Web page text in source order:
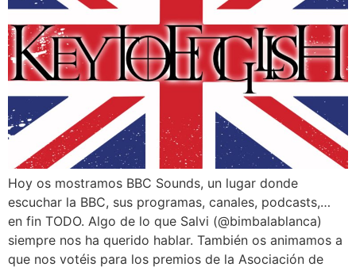
Hoy os mostramos BBC Sounds, un lugar donde
escuchar la BBC, sus programas, canales, podcasts,…
en fin TODO. Algo de lo que Salvi (@bimbalablanca)
siempre nos ha querido hablar. También os animamos a
que nos votéis para los premios de la Asociación de